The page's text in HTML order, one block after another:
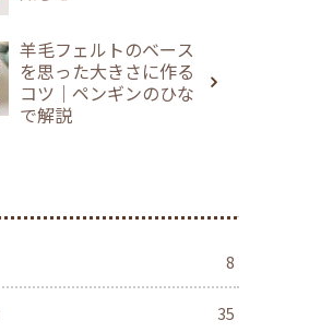
羊毛フェルトのベース
を思った大きさに作る
コツ｜ペンギンのひな
で解説
8
35